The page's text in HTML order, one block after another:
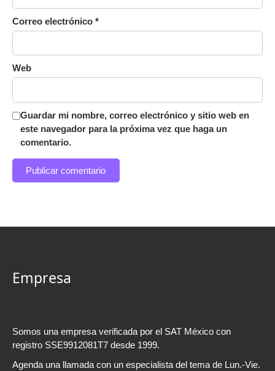
Correo electrónico *
Web
Guardar mi nombre, correo electrónico y sitio web en
este navegador para la próxima vez que haga un
comentario.
Empresa
Somos una empresa verificada por el SAT México con
registro SSE9912081T7 desde 1999.
Agenda una llamada con un especialista del tema de Lun.-Vie.